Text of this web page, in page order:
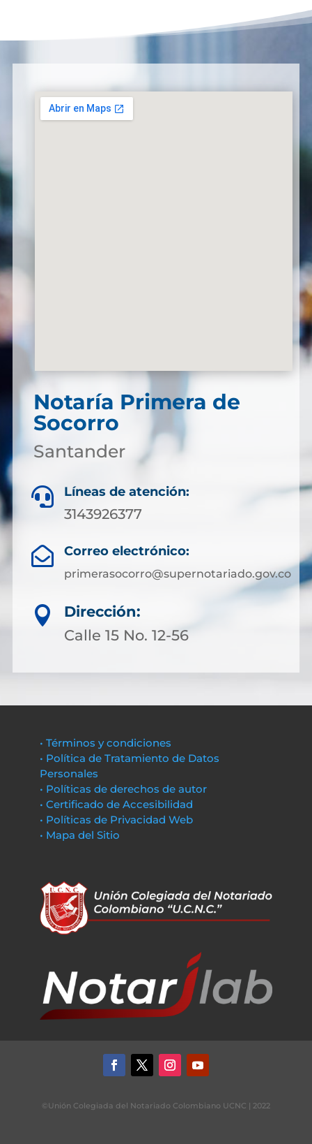
Notaría Primera de
Socorro
Santander
 Líneas de atención:
3143926377
 Correo electrónico:
primerasocorro@supernotariado.gov.co

Dirección:
Calle 15 No. 12-56
• Términos y condiciones
• Política de Tratamiento de Datos
Personales
• Políticas de derechos de autor
• Certificado de Accesibilidad
• Políticas de Privacidad Web
• Mapa del Sitio
©Unión Colegiada del Notariado Colombiano UCNC | 2022